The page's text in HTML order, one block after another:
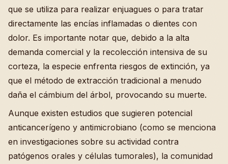
que se utiliza para realizar enjuagues o para tratar
directamente las encías inflamadas o dientes con
dolor. Es importante notar que, debido a la alta
demanda comercial y la recolección intensiva de su
corteza, la especie enfrenta riesgos de extinción, ya
que el método de extracción tradicional a menudo
daña el cámbium del árbol, provocando su muerte.
Aunque existen estudios que sugieren potencial
anticancerígeno y antimicrobiano (como se menciona
en investigaciones sobre su actividad contra
patógenos orales y células tumorales), la comunidad